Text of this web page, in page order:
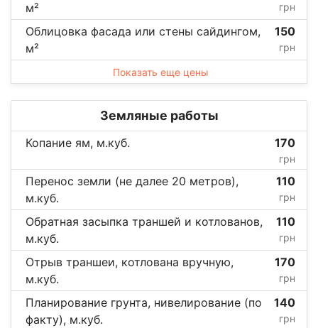
м²
грн
Облицовка фасада или стены сайдингом,
м²
150
грн
Показать еще цены
Земляные работы
Копание ям, м.куб. 170
грн
Перенос земли (не далее 20 метров),
м.куб.
110
грн
Обратная засыпка траншей и котлованов,
м.куб.
110
грн
Отрыв траншеи, котлована вручную,
м.куб.
170
грн
Планирование грунта, нивелирование (по
факту), м.куб.
140
грн